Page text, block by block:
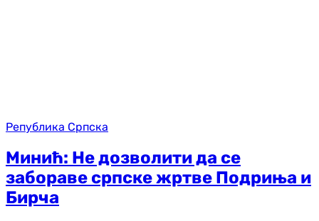
Република Српска
Минић: Не дозволити да се
забораве српске жртве Подриња и
Бирча